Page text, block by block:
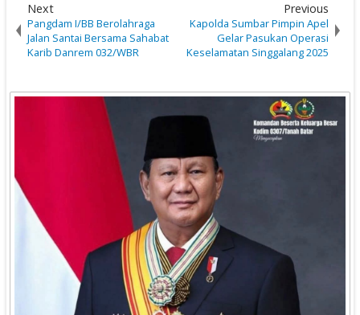
Next
Pangdam I/BB Berolahraga
Jalan Santai Bersama Sahabat
Karib Danrem 032/WBR
Previous
Kapolda Sumbar Pimpin Apel
Gelar Pasukan Operasi
Keselamatan Singgalang 2025